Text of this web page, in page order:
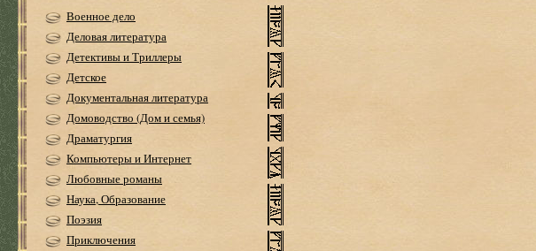
Военное дело
Деловая литература
Детективы и Триллеры
Детское
Документальная литература
Домоводство (Дом и семья)
Драматургия
Компьютеры и Интернет
Любовные романы
Наука, Образование
Поэзия
Приключения